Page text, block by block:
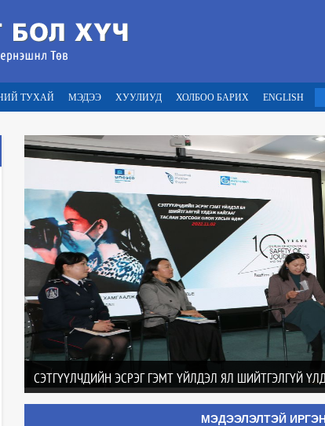
ТУХАЙ МЭДЭЭ ХУУЛИУД ХОЛБОО БАРИХ ENGLISH
СЭТГҮҮЛЧДИЙН ЭСРЭГ ГЭМТ ҮЙЛДЭЛ ЯЛ ШИЙТГЭЛГҮЙ
МЭДЭЭЛЭЛТЭЙ